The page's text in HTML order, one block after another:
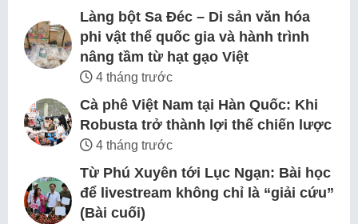
Làng bột Sa Đéc – Di sản văn hóa
phi vật thể quốc gia và hành trình
nâng tầm từ hạt gạo Việt
4 tháng trước
Cà phê Việt Nam tại Hàn Quốc: Khi
Robusta trở thành lợi thế chiến lược
4 tháng trước
Từ Phú Xuyên tới Lục Ngạn: Bài học
để livestream không chỉ là “giải cứu”
(Bài cuối)